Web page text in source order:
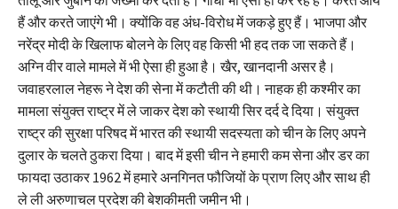
हैं और करते जाएंगे भी। क्योंकि वह अंध-विरोध में जकड़े हुए हैं। भाजपा और
नरेंद्र मोदी के खिलाफ बोलने के लिए वह किसी भी हद तक जा सकते हैं।
अग्नि वीर वाले मामले में भी ऐसा ही हुआ है। खैर, खानदानी असर है।
जवाहरलाल नेहरू ने देश की सेना में कटौती की थी। नाहक ही कश्मीर का
मामला संयुक्त राष्ट्र में ले जाकर देश को स्थायी सिर दर्द दे दिया। संयुक्त
राष्ट्र की सुरक्षा परिषद में भारत की स्थायी सदस्यता को चीन के लिए अपने
दुलार के चलते ठुकरा दिया। बाद में इसी चीन ने हमारी कम सेना और डर का
फायदा उठाकर 1962 में हमारे अनगिनत फौजियों के प्राण लिए और साथ ही
ले ली अरुणाचल प्रदेश की बेशकीमती जमीन भी।